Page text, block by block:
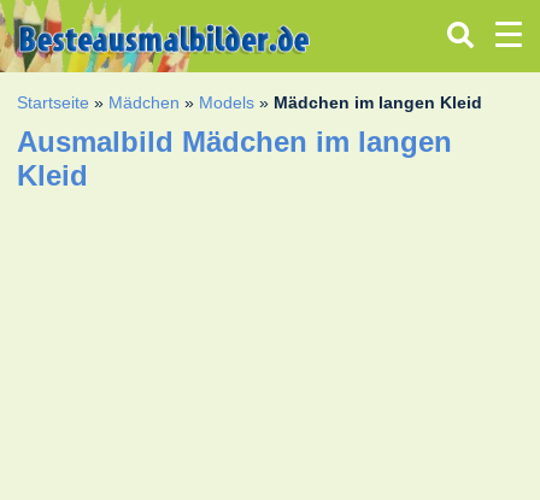
Startseite » Mädchen » Models » Mädchen im langen Kleid
Ausmalbild Mädchen im langen
Kleid